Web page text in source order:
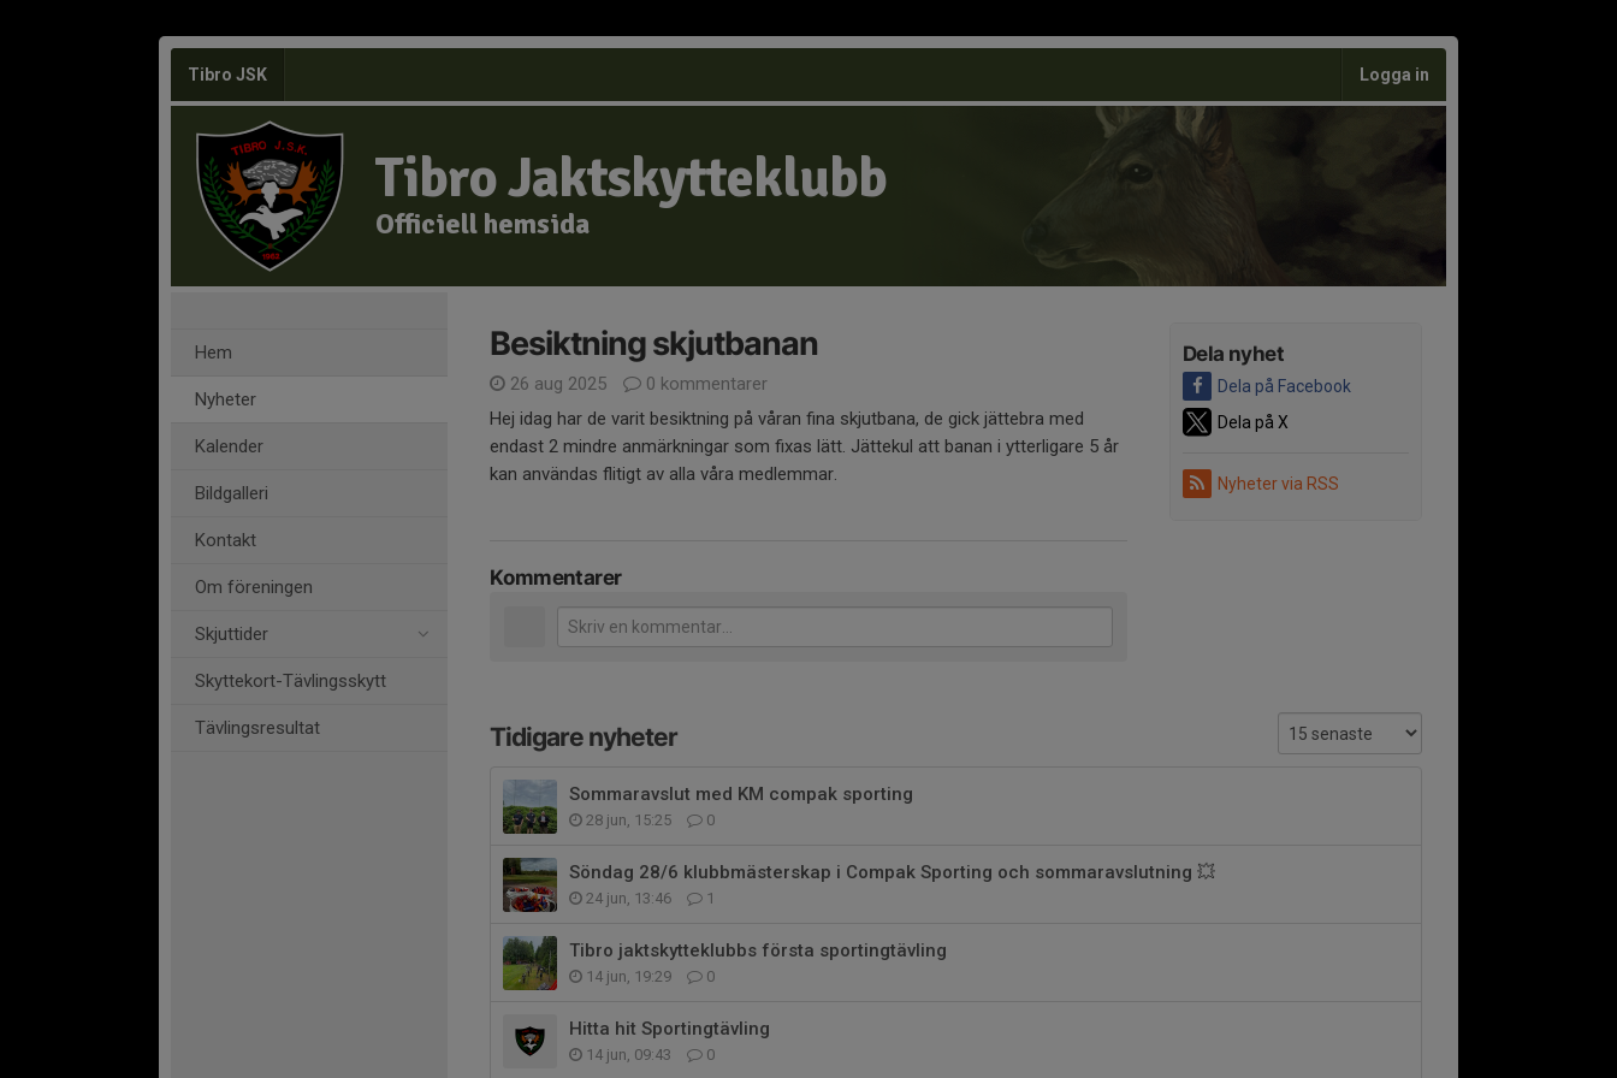
Tibro JSK Logga in
Tibro Jaktskytteklubb
Officiell hemsida
Hem
Nyheter
Kalender
Bildgalleri
Kontakt
Om föreningen
Skjuttider
Skyttekort-Tävlingsskytt
Tävlingsresultat
Dela nyhet
Dela på Facebook
Dela på X
Nyheter via RSS
Besiktning skjutbanan
26 aug 2025
0 kommentarer
Hej idag har de varit besiktning på våran fina skjutbana, de gick jättebra med
endast 2 mindre anmärkningar som fixas lätt. Jättekul att banan i ytterligare 5 år
kan användas flitigt av alla våra medlemmar.
Kommentarer
Tidigare nyheter
Sommaravslut med KM compak sporting
28 jun, 15:25 0
Söndag 28/6 klubbmästerskap i Compak Sporting och sommaravslutning 💥
24 jun, 13:46 1
Tibro jaktskytteklubbs första sportingtävling
14 jun, 19:29 0
Hitta hit Sportingtävling
14 jun, 09:43 0